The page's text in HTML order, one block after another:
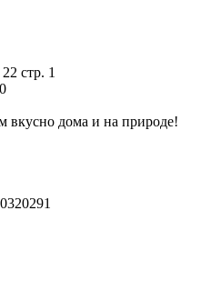
стр. 1
вкусно дома и на природе!